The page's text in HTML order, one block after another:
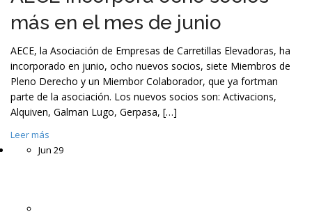
más en el mes de junio
AECE, la Asociación de Empresas de Carretillas Elevadoras, ha
incorporado en junio, ocho nuevos socios, siete Miembros de
Pleno Derecho y un Miembor Colaborador, que ya fortman
parte de la asociación. Los nuevos socios son: Activacions,
Alquiven, Galman Lugo, Gerpasa, […]
Leer más
Jun 29